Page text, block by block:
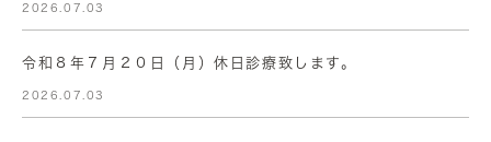
2026.07.03
令和８年７月２０日（月）休日診療致します。
2026.07.03